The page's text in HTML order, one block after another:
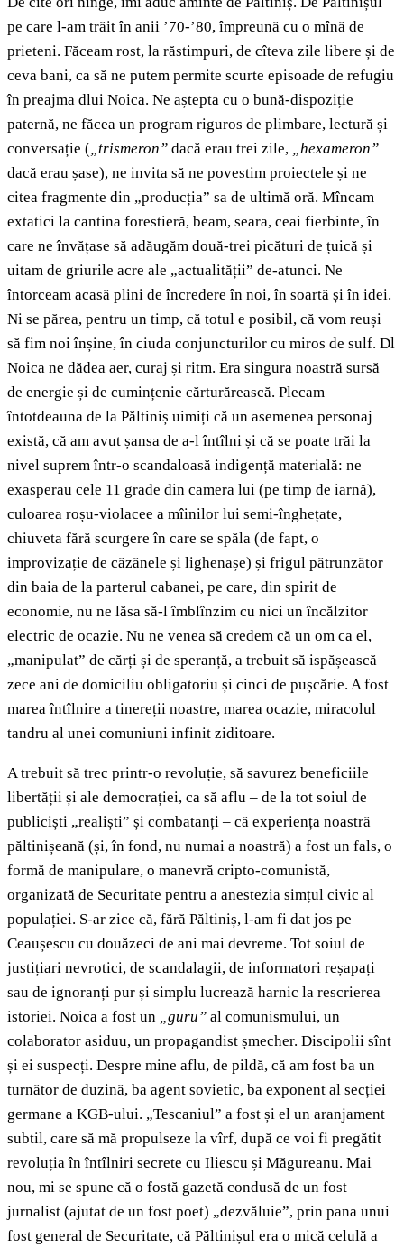
pe care l-am trăit în anii ’70-’80, împreună cu o mînă de
prieteni. Făceam rost, la răstimpuri, de cîteva zile libere și de
ceva bani, ca să ne putem permite scurte episoade de refugiu
în preajma dlui Noica. Ne aștepta cu o bună-dispoziție
paternă, ne făcea un program riguros de plimbare, lectură și
conversație („trismeron” dacă erau trei zile, „hexameron”
dacă erau șase), ne invita să ne povestim proiectele și ne
citea fragmente din „producția” sa de ultimă oră. Mîncam
extatici la cantina forestieră, beam, seara, ceai fierbinte, în
care ne învățase să adăugăm două-trei picături de țuică și
uitam de griurile acre ale „actualității” de-atunci. Ne
întorceam acasă plini de încredere în noi, în soartă și în idei.
Ni se părea, pentru un timp, că totul e posibil, că vom reuși
să fim noi înșine, în ciuda conjuncturilor cu miros de sulf. Dl
Noica ne dădea aer, curaj și ritm. Era singura noastră sursă
de energie și de cumințenie cărturărească. Plecam
întotdeauna de la Păltiniș uimiți că un asemenea personaj
există, că am avut șansa de a-l întîlni și că se poate trăi la
nivel suprem într-o scandaloasă indigență materială: ne
exasperau cele 11 grade din camera lui (pe timp de iarnă),
culoarea roșu-violacee a mîinilor lui semi-înghețate,
chiuveta fără scurgere în care se spăla (de fapt, o
improvizație de căzănele și lighenașe) și frigul pătrunzător
din baia de la parterul cabanei, pe care, din spirit de
economie, nu ne lăsa să-l îmblînzim cu nici un încălzitor
electric de ocazie. Nu ne venea să credem că un om ca el,
„manipulat” de cărți și de speranță, a trebuit să ispășească
zece ani de domiciliu obligatoriu și cinci de pușcărie. A fost
marea întîlnire a tinereții noastre, marea ocazie, miracolul
tandru al unei comuniuni infinit ziditoare.
A trebuit să trec printr-o revoluție, să savurez beneficiile
libertății și ale democrației, ca să aflu – de la tot soiul de
publiciști „realiști” și combatanți – că experiența noastră
păltinișeană (și, în fond, nu numai a noastră) a fost un fals, o
formă de manipulare, o manevră cripto-comunistă,
organizată de Securitate pentru a anestezia simțul civic al
populației. S-ar zice că, fără Păltiniș, l-am fi dat jos pe
Ceaușescu cu douăzeci de ani mai devreme. Tot soiul de
justițiari nevrotici, de scandalagii, de informatori reșapați
sau de ignoranți pur și simplu lucrează harnic la rescrierea
istoriei. Noica a fost un „guru” al comunismului, un
colaborator asiduu, un propagandist șmecher. Discipolii sînt
și ei suspecți. Despre mine aflu, de pildă, că am fost ba un
turnător de duzină, ba agent sovietic, ba exponent al secției
germane a KGB-ului. „Tescaniul” a fost și el un aranjament
subtil, care să mă propulseze la vîrf, după ce voi fi pregătit
revoluția în întîlniri secrete cu Iliescu și Măgureanu. Mai
nou, mi se spune că o fostă gazetă condusă de un fost
jurnalist (ajutat de un fost poet) „dezvăluie”, prin pana unui
fost general de Securitate, că Păltinișul era o mică celulă a